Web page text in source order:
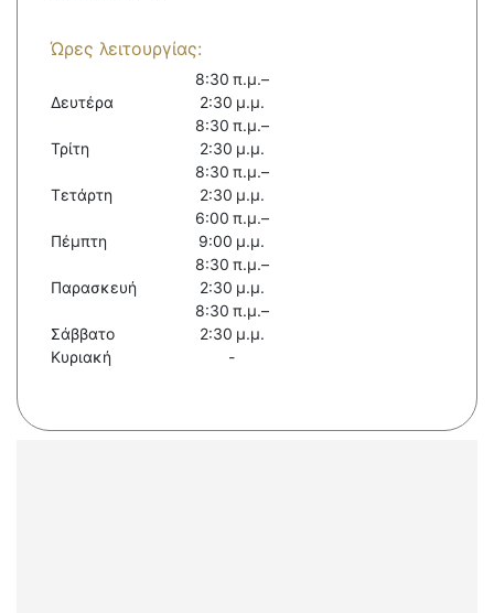
Ώρες λειτουργίας:
Δευτέρα
8:30 π.μ.–
2:30 μ.μ.
Τρίτη
8:30 π.μ.–
2:30 μ.μ.
Τετάρτη
8:30 π.μ.–
2:30 μ.μ.
Πέμπτη
6:00 π.μ.–
9:00 μ.μ.
Παρασκευή
8:30 π.μ.–
2:30 μ.μ.
Σάββατο
8:30 π.μ.–
2:30 μ.μ.
Κυριακή
-